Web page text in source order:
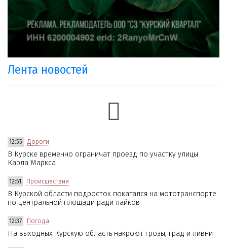
Лента новостей
12:55 Дороги
В Курске временно ограничат проезд по участку улицы
Карла Маркса
12:51 Происшествия
В Курской области подросток покатался на мототранспорте
по центральной площади ради лайков
12:37 Погода
На выходных Курскую область накроют грозы, град и ливни